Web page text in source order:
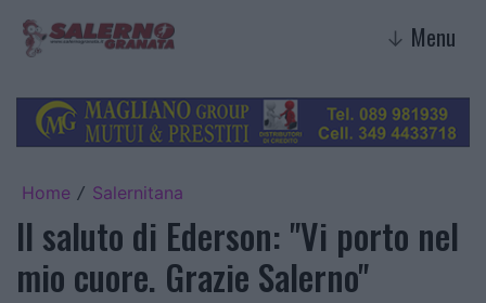
↓ Menu
Home / Salernitana
Il saluto di Ederson: "Vi porto nel
mio cuore. Grazie Salerno"